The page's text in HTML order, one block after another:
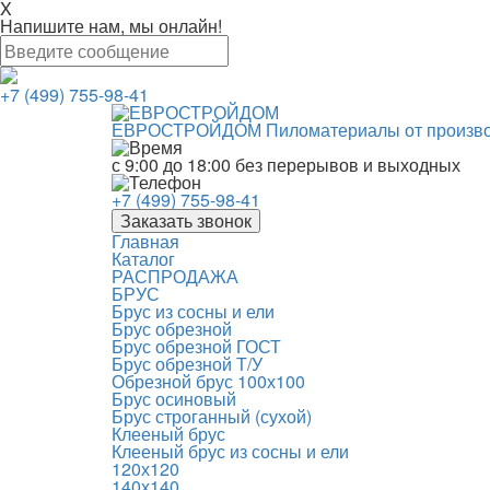
X
Напишите нам, мы онлайн!
+7 (499) 755-98-41
ЕВРОСТРОЙДОМ Пиломатериалы от
с 9:00 до 18:00 без перерывов и выходных
+7 (499) 755-98-41
Заказать звонок
Главная
Каталог
РАСПРОДАЖА
БРУС
Брус из сосны и ели
Брус обрезной
Брус обрезной ГОСТ
Брус обрезной Т/У
Обрезной брус 100х100
Брус осиновый
Брус строганный (сухой)
Клееный брус
Клееный брус из сосны и ели
120х120